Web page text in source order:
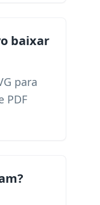
baixar
para
PDF